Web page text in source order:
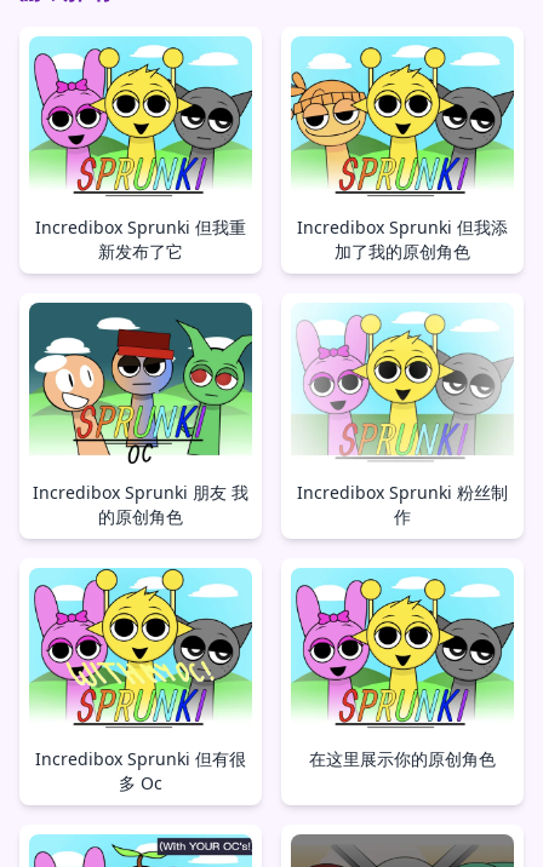
Incredibox Sprunki 但我重
新发布了它
Incredibox Sprunki 但我添
加了我的原创角色
Incredibox Sprunki 朋友 我
的原创角色
Incredibox Sprunki 粉丝制
作
Incredibox Sprunki 但有很
多 Oc
在这里展示你的原创角色